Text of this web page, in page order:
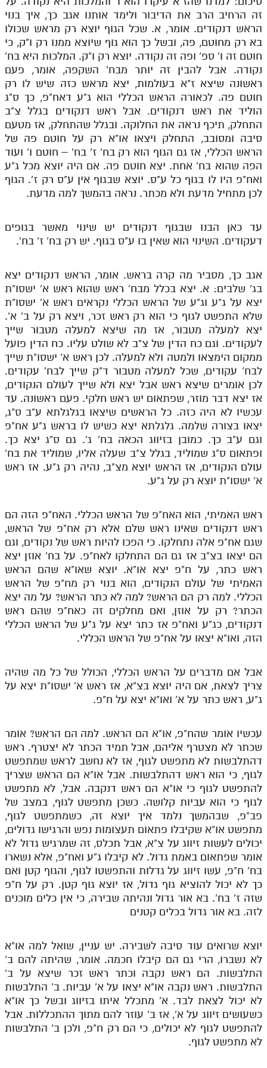
זה הרחיב הרב את הדיבור ולימד אותנו אגב כך, איך בנוי
הראש דנקודים. אומר, א. שכל הגוף יוצא רק מראש שכולו
בא רק מחוטם, פה, ובשל כך הוא גוף שיוצא ממנו רק ו"ק, כי
חוטם זה ו' ספ' ופה זה נקודה. יוצא רק ו"ק. המלכות היא בח'
נקודה. אבל להבין זה יותר מבח' השקפה, אומר, פעם
ראשונה שיצא ז"א בעולמות, יצא מראש כזה שיש לו רק
חוטם פה. לכאורה הראש הכללי הוא ג"ע דאח"פ, כך ס"ג
הוליד את ראש דנקודים. אבל ראש דנקודים בגלל צ"ב
התחלק, תיכף נראה את החלוקה. ובגלל שהתחלק, אז מטעם
סיבה ומסובב, התחלק ויצאו או"א רק על חוטם פה של
הראש הכללי, אז גם הגוף הוא רק בח' ז' בח' – חוטם ו' ועוד
הפה שהוא בח' אחת. יצא חוטם פה. אם היה יוצא מכל ג"ע
ואח"פ היו לו בגוף כל ע"ס. יוצא שבגוף אין ע"ס רק ז'. הגוף
לכן מתחיל מדעת ולא מכתר. נראה בהמשך למה מדעת.
עד כאן הבנו שבגוף דנקודים יש שינוי מאשר בגופים
דעקודים. השינוי הוא שאין בו ע"ס בגוף. יש רק בח' ז' בח'.
אגב כך, מסביר מה קרה בראש. אומר, הראש דנקודים יצא
בג' שלבים: א. יצא בכלל מבח' ראש שהוא ראש א' ישסו"ת
יצא על ג"ע וג"ע של הראש הכללי נקראים ראש א' ישסו"ת
שלא התפשט לגוף כי הוא רק ראש זכר, ויצא רק על ב' א'.
יצא למעלה מטבור, אז מה שיצא למעלה מטבור שייך
לעקודים. וגם כח הדין של צ"ב לא שולט עליו. כח הדין פועל
ממקום הימצאו ולמטה ולא למעלה. לכן ראש א' ישסו"ת שייך
לבח' עקודים, שכל למעלה מטבור ד"ק שייך לבח' עקודים.
לכן אומרים שיצא ראש אבל יצא ולא שייך לעולם הנקודים,
אז יצא דבר מוזר, שפתאום יש ראש חלקי. פעם ראשונה. עד
עכשיו לא היה כזה. כל הראשים שיצאו בגלגלתא ע"ב ס"ג,
יצאו בצורה שלמה. גלגלתא יצא כשיש לו בראש ג"ע אח"פ
וגם ע"ב כך. כמובן בזיווג הכאה בח' ג'. גם ס"ג יצא כך.
ופתאום ס"ג שמוליד, בגלל צ"ב שעלה אליו, שמוליד את בח'
עולם הנקודים, אז הראש יוצא מצ"ב, נהיה רק ג"ע. אז ראש
א' ישסו"ת יוצא רק על ג"ע.
ראש האמיתי, הוא האח"פ של הראש הכללי. האח"פ הזה הם
ראש דנקודים שאינו ראש שלם אלא רק אח"פ של הראש,
שגם אח"פ אלה נתחלקו. כי הפכו להיות ראש של נקודים, וגם
הם יצאו בצ"ב אז גם הם התחלקו לאח"פ. על בח' אוזן יצא
ראש כתר, על ח"פ יצא או"א. יוצא שאו"א שהם הראש
האמיתי של עולם הנקודים, הוא בנוי רק מח"פ של הראש
הכללי. למה רק הם הראש? למה לא כתר הראש? על מה יצא
הכתר? רק על אוזן, ואם מחלקים זה כאח"פ שהם ראש
דנקודים, כג"ע ואח"פ אז כתר יצא על ג"ע של הראש הכללי
הזה, ואו"א יצאו על אח"פ של הראש הכללי.
אבל אם מדברים על הראש הכללי, הכולל של כל מה שהיה
צריך לצאת, אם היה יוצא בצ"א, אז ראש א' ישסו"ת יצא על
ג"ע, ראש כתר על א' ואו"א יצא על ח"פ.
עכשיו אומר שהח"פ, או"א הם הראש. למה הם הראש? אומר
שכתר לא מצטרף אליהם, אבל תמיד הכתר לא יצטרף. ראש
דהתלבשות לא מתפשט לגוף, אז לא נחשב לראש שמתפשט
לגוף, כי הוא ראש דהתלבשות. אבל או"א הם הראש שצריך
להתפשט לגוף כי או"א הם ראש דנקבה. אבל, לא מתפשט
לגוף כי הוא עביות קלושה. כשכן מתפשט לגוף, במצב של
פב"פ, שבהמשך נלמד איך יוצא זה, כשמתפשט לגוף,
מתפשט או"א שקיבלו פתאום תעצומות נפש והרגישו גדולים,
יכולים לעשות זיווג על צ"א, אבל תכלס, זה שמרגיש גדול לא
אומר שפתאום באמת גדול. לא קיבלו ג"ע ואח"פ, אלא נשארו
בח' ח"פ, עשו זיווג על גדלות והתפשטו לגוף, והגוף קטן ואם
כך לא יכול להוציא גוף גדול, אז יוצא גוף קטן. רק על ח"פ
שזה ז' בח'. בא אור גדול ונהיתה שבירה, כי אין כלים מוכנים
לזה. בא אור גדול בכלים קטנים
יוצא שרואים עוד סיבה לשבירה. יש עניין, שואל למה או"א
לא נשברו, הרי גם הם קיבלו חכמה. אומר, שהיתה להם ב'
התלבשות. הם ראש נקבה וכתר ראש זכר שיצא על ב'
התלבשות. ראש נקבה או"א יצאו על א' עביות. ב' התלבשות
לא יכול לצאת לבד. א' מתכלל איתו בזיווג ובשל כך או"א
כשעושים זיווג על א', אז ב' עוזר להם מתוך ההתכללות. אבל
להתפשט לגוף לא יכולים, כי הם רק ח"פ, ולכן ב' התלבשות
לא מתפשט לגוף.